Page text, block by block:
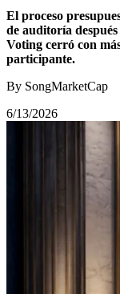
El proceso
de auditoría
Voting cerró con
participante.
By SongMarketCap
6/13/2026